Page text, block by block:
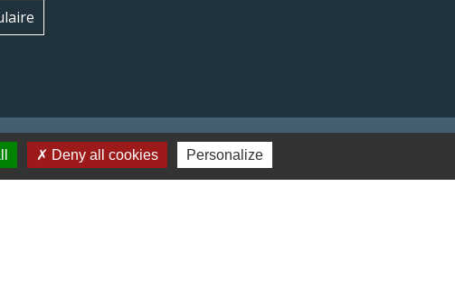
Deny all cookies Personalize